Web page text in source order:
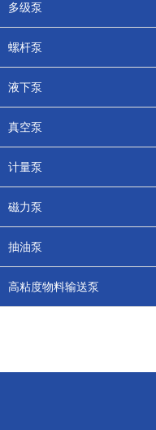
多级泵
螺杆泵
液下泵
真空泵
计量泵
磁力泵
抽油泵
高粘度物料输送泵